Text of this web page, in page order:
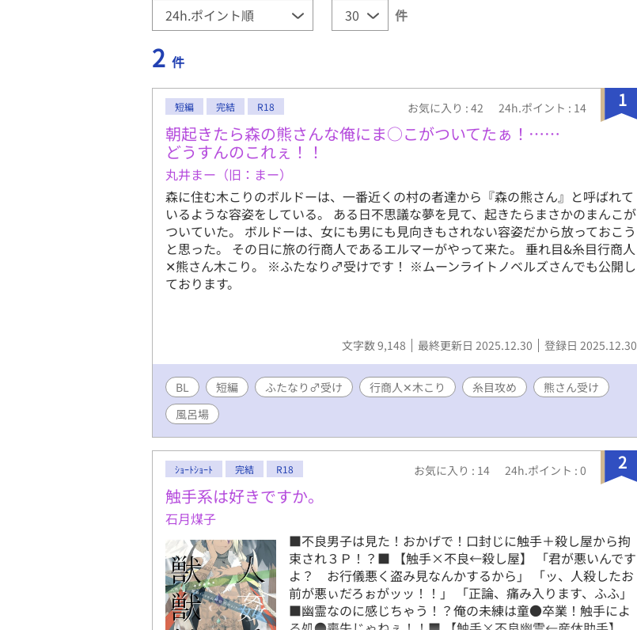
件
2 件
1
短編 完結 R18 お気に入り : 42 24h.ポイント : 14
朝起きたら森の熊さんな俺にま○こがついてたぁ！……
どうすんのこれぇ！！
丸井まー（旧：まー）
森に住む木こりのボルドーは、一番近くの村の者達から『森の熊さん』と呼ばれて
いるような容姿をしている。 ある日不思議な夢を見て、起きたらまさかのまんこが
ついていた。 ボルドーは、女にも男にも見向きもされない容姿だから放っておこう
と思った。 その日に旅の行商人であるエルマーがやって来た。 垂れ目&糸目行商人
✕熊さん木こり。 ※ふたなり♂受けです！ ※ムーンライトノベルズさんでも公開し
ております。
文字数 9,148 最終更新日 2025.12.30 登録日 2025.12.30
BL 短編 ふたなり♂受け 行商人✕木こり 糸目攻め
熊さん受け
風呂場
2
ｼｮｰﾄｼｮｰﾄ 完結 R18 お気に入り : 14 24h.ポイント : 0
触手系は好きですか。
石月煤子
■不良男子は見た！おかげで！口封じに触手＋殺し屋から拘
束され３Ｐ！？■ 【触手×不良←殺し屋】 「君が悪いんです
よ？ お行儀悪く盗み見なんかするから」 「ッ、人殺したお
前が悪ぃだろぉがッッ！！」 「正論、痛み入ります、ふふ」
■幽霊なのに感じちゃう！？俺の未練は童●卒業！触手によ